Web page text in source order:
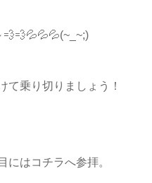
て乗り切りましょう！
にはコチラへ参拝。